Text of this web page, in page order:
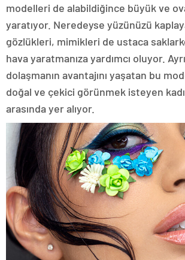
modelleri de alabildiğince büyük ve
yaratıyor. Neredeyse yüzünüzü
gözlükleri, mimikleri de ustaca
hava yaratmanıza yardımcı oluyor.
dolaşmanın avantajını yaşatan bu
doğal ve çekici görünmek isteyen
arasında yer alıyor.